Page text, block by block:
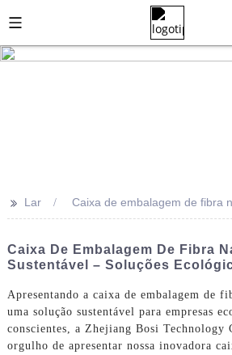
>> Lar Caixa de embalagem de fibra
Caixa De Embalagem De Fibra
Sustentável – Soluções
Apresentando a caixa de embalagem de
uma solução sustentável para empresas
conscientes, a Zhejiang Bosi Technology
orgulho de apresentar nossa inovadora